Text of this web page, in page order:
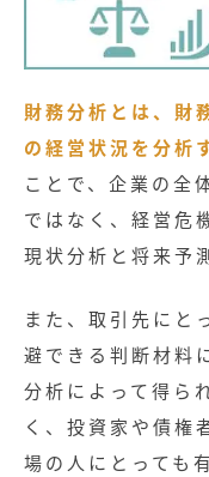
財務分析とは、財
の経営状況を分析
ことで、企業の全
ではなく、経営危
現状分析と将来予
また、取引先にと
避できる判断材料
分析によって得ら
く、投資家や債権
場の人にとっても